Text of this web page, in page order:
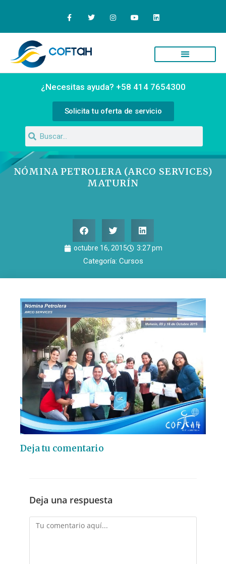
¿Necesitas ayuda? +58 414 7654300
Solicita tu oferta de servicio
NÓMINA PETROLERA (ARCO SERVICES)
MATURÍN
octubre 16, 2015 3:27 pm
Categoría: Cursos
Deja tu comentario
Deja una respuesta